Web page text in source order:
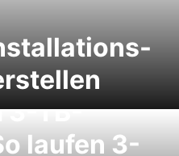
3-TB-
laufen 3-